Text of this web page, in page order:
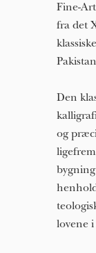
Fine-
fra det
Den
og
lovene